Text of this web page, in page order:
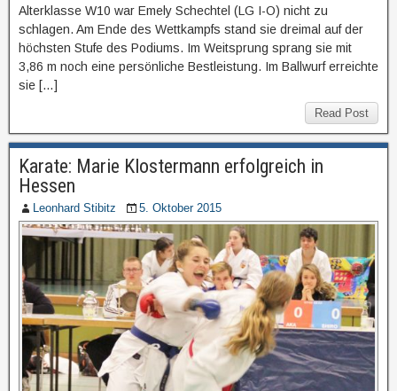
Alterklasse W10 war Emely Schechtel (LG I-O) nicht zu
schlagen. Am Ende des Wettkampfs stand sie dreimal auf der
höchsten Stufe des Podiums. Im Weitsprung sprang sie mit
3,86 m noch eine persönliche Bestleistung. Im Ballwurf erreichte
sie […]
Read Post
Karate: Marie Klostermann erfolgreich in
Hessen
Leonhard Stibitz 5. Oktober 2015